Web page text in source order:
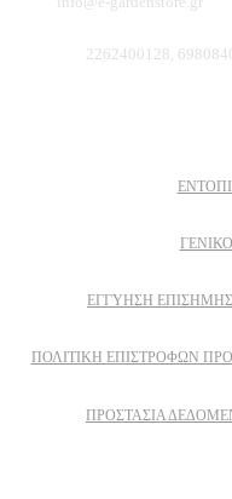
2262400128,
ΕΓΓΎΗΣΗ
ΠΟΛΙΤΙΚΉ ΕΠΙΣΤΡΟΦΏΝ
ΠΡΟΣΤΑΣΊΑ